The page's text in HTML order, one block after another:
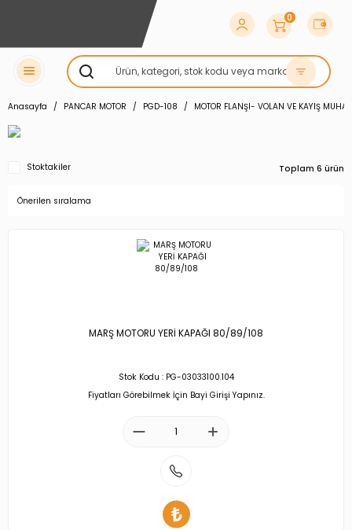
0
Anasayfa PANCAR MOTOR PGD-108 MOTOR FLANŞI- VOLAN VE KAYIŞ
Stoktakiler Toplam 6 ürün
MARŞ MOTORU YERİ KAPAĞI 80/89/108
Stok Kodu : PG-03033100.104
Fiyatları Görebilmek İçin Bayi Girişi Yapınız.